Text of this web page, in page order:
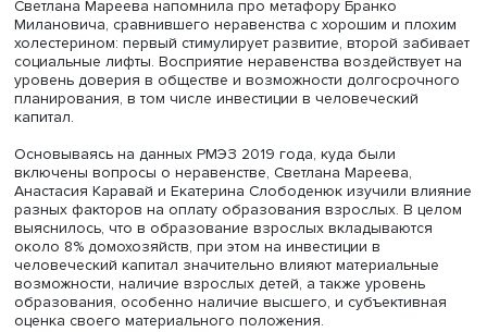
(второе жилье и земельный участок) — 5,3%, а около 5%
россиян не имеют таких активов вовсе.
Таким образом, сельские домашние хозяйства по
выглядят более благополучными, чем по доходам.
индивидуальных траекторий изменения
статуса россиян, изучая истории собственности и
собственников — анализируя изменения
нефинансового богатства как результат обретения,
накопления, слияния, сохранения, передачи, утраты,
восстановления экономических активов на разных
жизненного цикла.